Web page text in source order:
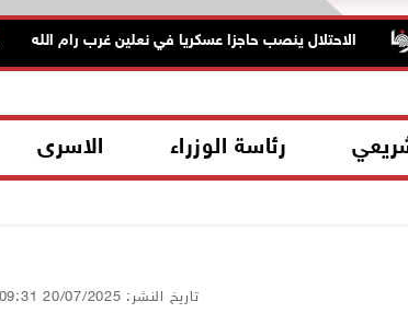
ينصب حاجزا عسكريا في نعلين غرب رام الله
رئاسة الوزراء الاسرى
تاريخ النشر: 20/07/2025 09:31 م